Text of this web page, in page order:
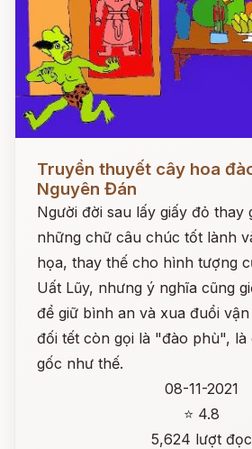
Đọc ngay
Truyền thuyết cây hoa
Nguyên Đán
Người đời sau lấy giấy đỏ thay
những chữ câu chúc tốt lành
họa, thay thế cho hình tượng
Uất Lũy, nhưng ý nghĩa cũng
để giữ bình an và xua đuổi
đối tết còn gọi là "đào phù", là
gốc như thế.
08-11-2021
⭐ 4.8
5,624 lượt đọc